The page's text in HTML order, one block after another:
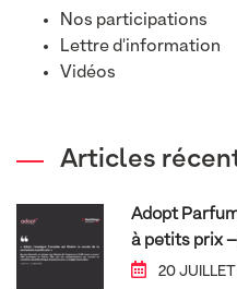
Nos participations
Lettre d'information
Vidéos
Articles
Adopt
à petits prix
20